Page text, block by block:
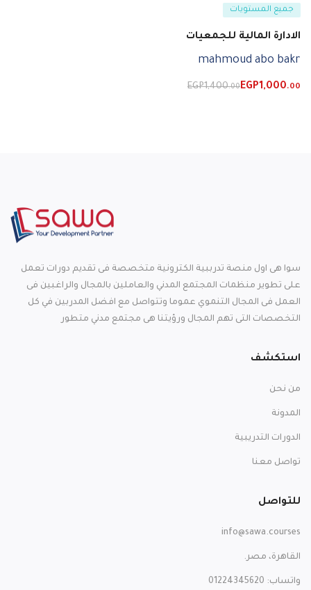
جميع المستويات
الادارة المالية للجمعيات
mahmoud abo bakr
EGP1,000.00
EGP1,400.00
سوا هى اول منصة تدرببية الكترونية متخصصة فى تقديم دورات تعمل
على تطوير منظمات المجتمع المدني والعاملين بالمجال والراغبين فى
العمل فى المجال التنموي عموما وتتواصل مع افضل المدربين في كل
التخصصات التى تهم المجال ورؤيتنا هى مجتمع مدني متطور
استكشف
من نحن
المدونة
الدورات التدريبية
تواصل معنا
للتواصل
info@sawa.courses
القاهرة، مصر.
واتساب: 01224345620